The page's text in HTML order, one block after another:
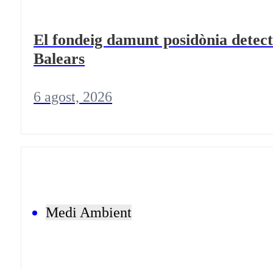
El fondeig damunt posidònia
Balears
6 agost, 2026
Medi Ambient